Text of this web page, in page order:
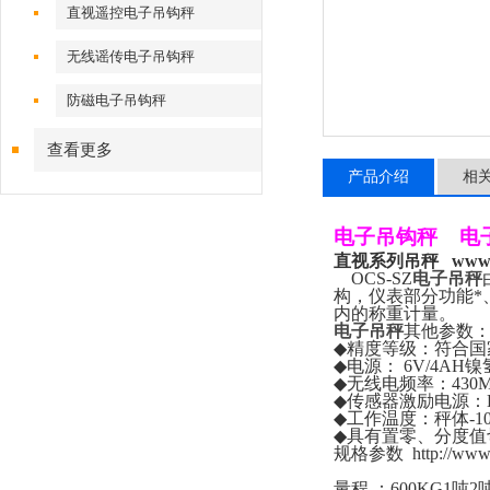
直视遥控电子吊钩秤
无线谣传电子吊钩秤
防磁电子吊钩秤
查看更多
产品介绍 相
电子吊钩秤 电
直视系列吊秤
OCS-SZ电子吊秤
构，仪表部分功能*
内的称重计量。
电子吊秤其他参数：
◆精度等级：符合
◆电源： 6V/4AH镍
◆无线电频率：
◆传感器激励电源：
◆工作温度：秤体-
◆具有置零、分度
规格参数 http://